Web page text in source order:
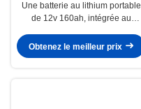
Une batterie au lithium portable
de 12v 160ah, intégrée au
Yachit.
Obtenez le meilleur prix